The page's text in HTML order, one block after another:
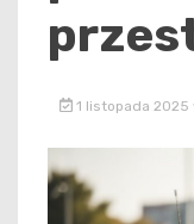
1 listopada 2025